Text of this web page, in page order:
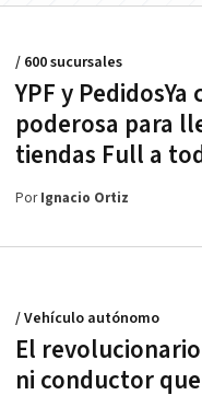
YPF y
poderosa para
tiendas Full a
/ 600 sucursales
PorIgnacio Ortiz
El
ni conductor
/ Vehículo autónomo